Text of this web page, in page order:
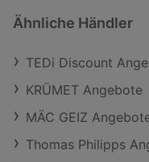
Ähnliche Händler
TEDi Discount
KRÜMET Angebote
MÄC GEIZ
Thomas Philipps